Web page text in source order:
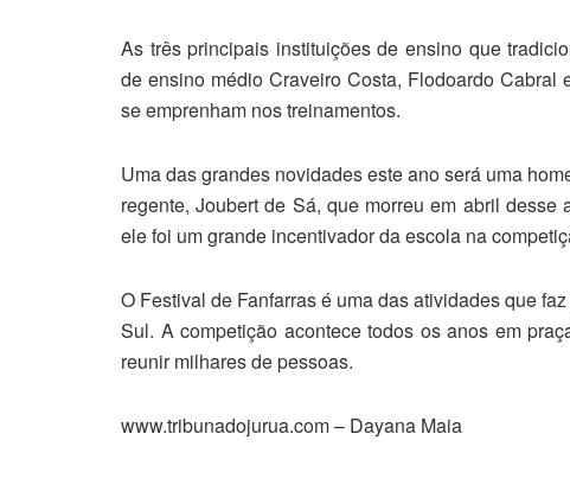
As três principais instituições de ensino que
de ensino médio Craveiro Costa, Flodoardo
se emprenham nos treinamentos.
Uma das grandes novidades este ano será uma
regente, Joubert de Sá, que morreu em abril
ele foi um grande incentivador da escola na
O Festival de Fanfarras é uma das atividades que
Sul. A competição acontece todos os anos em
reunir milhares de pessoas.
www.tribunadojurua.com – Dayana Maia